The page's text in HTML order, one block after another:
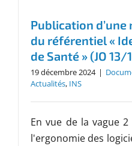
Publication
du référentiel «
de Santé » (JO
19 décembre 2024 |
Actualités, INS
En vue de la vague
l'ergonomie des